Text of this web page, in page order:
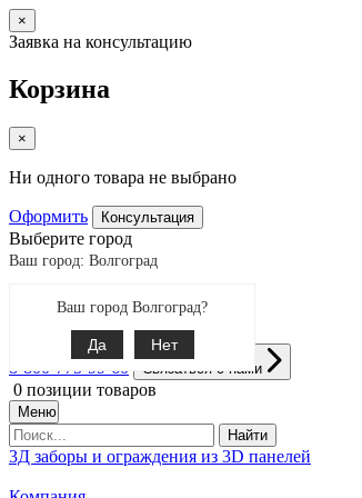
×
Заявка на консультацию
Корзина
×
Ни одного товара не выбрано
Оформить Консультация
Выберите город
Ваш город: Волгоград
Ваш город Волгоград?
Да Нет
Екатеринбург
8-800-775-99-60
Связаться с нами
0 позиции товаров
Меню
Найти
3Д заборы и ограждения из 3D панелей